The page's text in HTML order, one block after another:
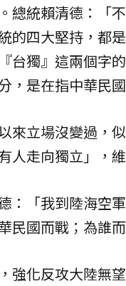
總統賴清德：「
的四大堅持，都
台獨』這兩個字
，是在指中華民
來立場沒變過，
人走向獨立」，
：「我到陸海空
民國而戰；為誰
強化反攻大陸無